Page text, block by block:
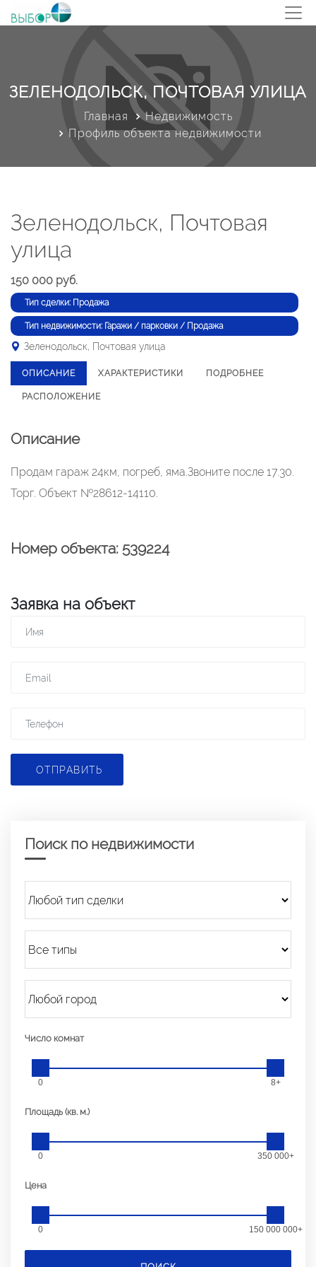
ЗЕЛЕНОДОЛЬСК, ПОЧТОВАЯ УЛИЦА
Главная
Недвижимость
Профиль объекта недвижимости
Зеленодольск, Почтовая
улица
150 000 руб.
Тип сделки: Продажа
Тип недвижимости: Гаражи / парковки / Продажа
Зеленодольск, Почтовая улица
ОПИСАНИЕ ХАРАКТЕРИСТИКИ ПОДРОБНЕЕ
РАСПОЛОЖЕНИЕ
Описание
Продам гараж 24км, погреб, яма.Звоните после 17.30.
Торг. Объект №28612-14110.
Номер объекта: 539224
Заявка на объект
ОТПРАВИТЬ
Поиск по недвижимости
Число комнат
0 8+
Площадь (кв. м.)
0 350 000+
Цена
0 150 000 000+